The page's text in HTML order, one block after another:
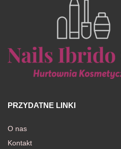
PRZYDATNE LINKI
O nas
Kontakt